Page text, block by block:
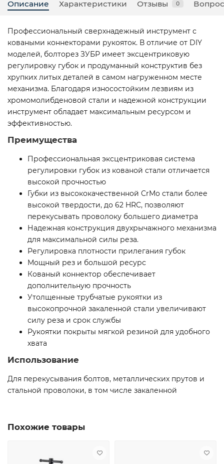
Описание Характеристики Отзывы 0
Профессиональный сверхнадежный инструмент с
коваными коннекторами рукояток. В отличие от DIY
моделей, болторез ЗУБР имеет эксцентриковую
регулировку губок и продуманный конструктив без
хрупких литых деталей в самом нагруженном месте
механизма. Благодаря износостойким лезвиям из
хромомолибденовой стали и надежной конструкции
инструмент обладает максимальным ресурсом и
эффективностью.
Преимущества
Профессиональная эксцентриковая система
регулировки губок из кованой стали отличается
высокой прочностью
Губки из высококачественной CrMo стали более
высокой твердости, до 62 HRC, позволяют
перекусывать проволоку большего диаметра
Надежная конструкция двухрычажного механизма
для максимальной силы реза.
Регулировка плотности прилегания губок
Мощный рез и большой ресурс
Кованый коннектор обеспечивает
дополнительную прочность
Утолщенные трубчатые рукоятки из
высокопрочной закаленной стали увеличивают
силу реза и срок службы
Рукоятки покрыты мягкой резиной для удобного
хвата
Использование
Для перекусывания болтов, металлических прутов и
стальной проволоки, в том числе закаленной
Похожие товары